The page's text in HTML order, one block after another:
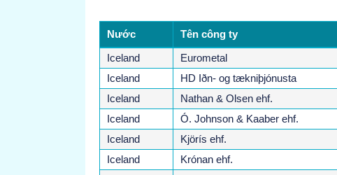
Nước Tên công ty
Iceland
Eurometal
Iceland
HD Iðn- og tækniþjónusta
Iceland
Nathan & Olsen ehf.
Iceland
Ó. Johnson & Kaaber ehf.
Iceland
Kjörís ehf.
Iceland
Krónan ehf.